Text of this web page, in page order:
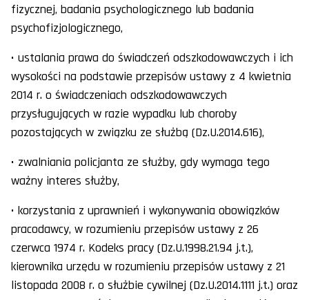
fizycznej, badania psychologicznego lub badania
psychofizjologicznego,
• ustalania prawa do świadczeń odszkodowawczych i ich
wysokości na podstawie przepisów ustawy z 4 kwietnia
2014 r. o świadczeniach odszkodowawczych
przysługujących w razie wypadku lub choroby
pozostających w związku ze służbą (Dz.U.2014.616),
• zwalniania policjanta ze służby, gdy wymaga tego
ważny interes służby,
• korzystania z uprawnień i wykonywania obowiązków
pracodawcy, w rozumieniu przepisów ustawy z 26
czerwca 1974 r. Kodeks pracy (Dz.U.1998.21.94 j.t.),
kierownika urzędu w rozumieniu przepisów ustawy z 21
listopada 2008 r. o służbie cywilnej (Dz.U.2014.1111 j.t.) oraz